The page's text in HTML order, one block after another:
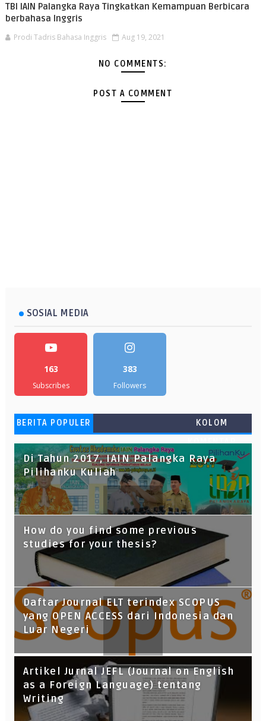
TBI IAIN Palangka Raya Tingkatkan Kemampuan Berbicara
berbahasa Inggris
Prodi Tadris Bahasa Inggris Aug 19, 2021
NO COMMENTS:
POST A COMMENT
SOSIAL MEDIA
163
Subscribes
383
Followers
BERITA POPULER
KOLOM
KOMENTAR
Di Tahun 2017, IAIN Palangka Raya
Pilihanku Kuliah
How do you find some previous
studies for your thesis?
Daftar Journal ELT terindex SCOPUS
yang OPEN ACCESS dari Indonesia dan
Luar Negeri
Artikel Jurnal JEFL (Journal on English
as a Foreign Language) tentang
Writing